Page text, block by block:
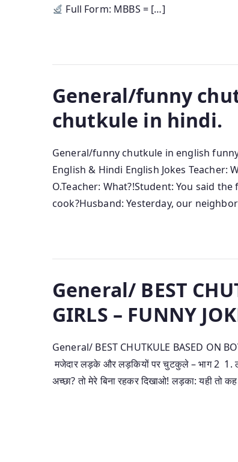
Full Form: MBBS = […]
General/funny
chutkule in hindi.
General/funny chutkule in english
English & Hindi English Jokes Teacher:
O.Teacher: What?!Student: You said
cook?Husband: Yesterday, our
General/ BEST
GIRLS – FUNNY
General/ BEST CHUTKULE BASED ON
मजेदार लड़के और लड़कियों पर चुटकुले – भाग 2 1.
अच्छा? तो मेरे बिना रहकर दिखाओ! लड़का: यही तो